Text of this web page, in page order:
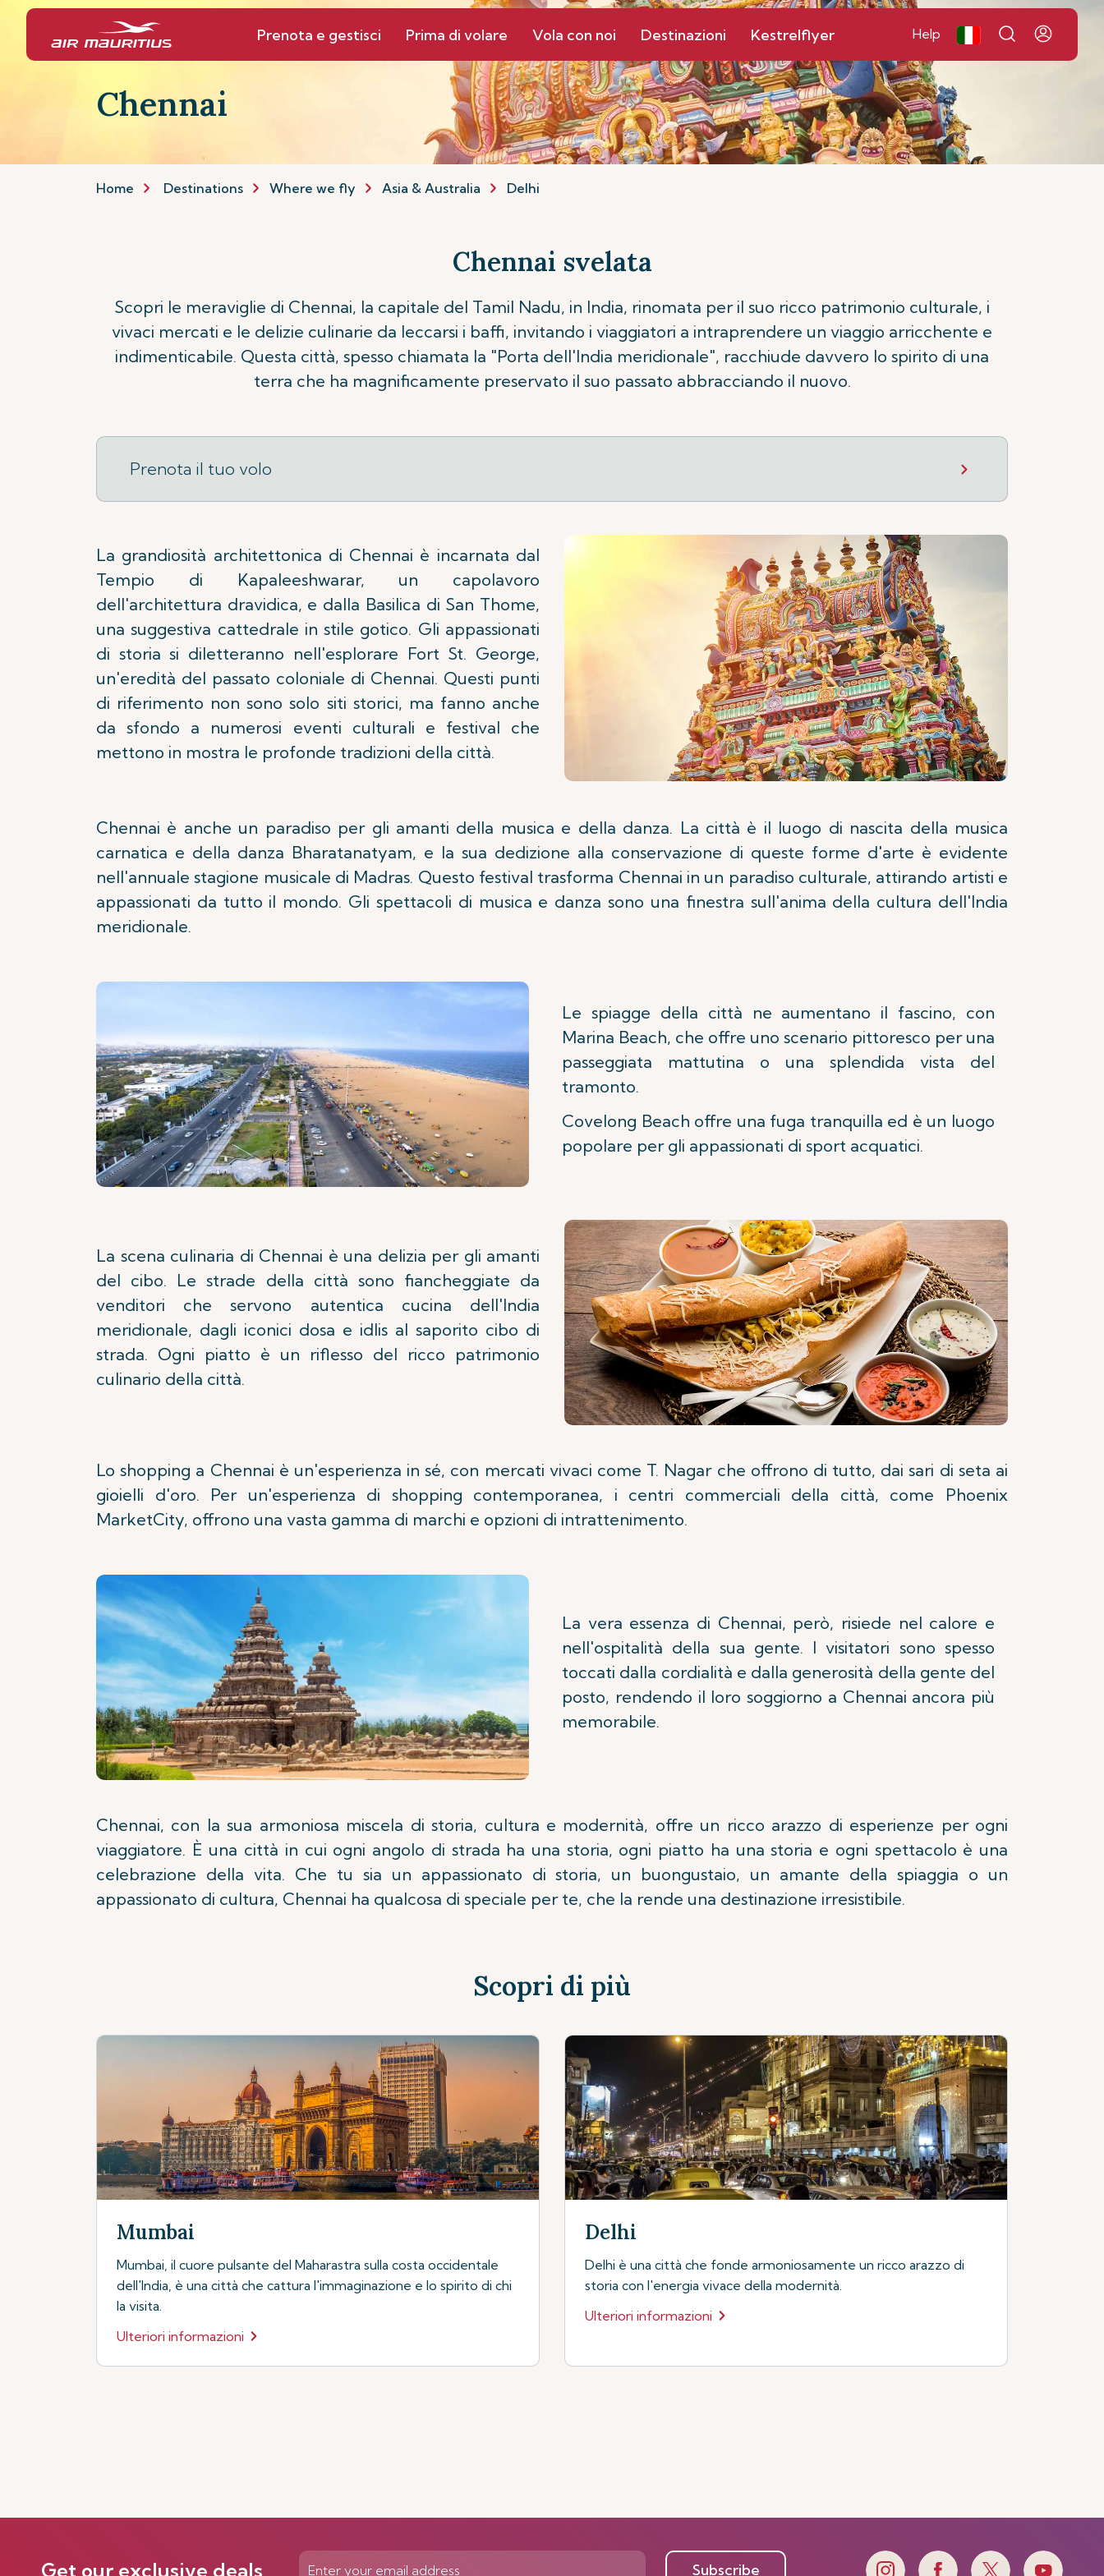
Prenota e gestisci Prima di volare Vola con noi Destinazioni Kestrelflyer Help
Chennai
Home Destinations Where we fly Asia & Australia Delhi
Chennai svelata
Scopri le meraviglie di Chennai, la capitale del Tamil Nadu, in India, rinomata per il suo ricco patrimonio culturale, i
vivaci mercati e le delizie culinarie da leccarsi i baffi, invitando i viaggiatori a intraprendere un viaggio arricchente e
indimenticabile. Questa città, spesso chiamata la "Porta dell'India meridionale", racchiude davvero lo spirito di una
terra che ha magnificamente preservato il suo passato abbracciando il nuovo.
Prenota il tuo volo
La grandiosità architettonica di Chennai è incarnata dal
Tempio di Kapaleeshwarar, un capolavoro
dell'architettura dravidica, e dalla Basilica di San Thome,
una suggestiva cattedrale in stile gotico. Gli appassionati
di storia si diletteranno nell'esplorare Fort St. George,
un'eredità del passato coloniale di Chennai. Questi punti
di riferimento non sono solo siti storici, ma fanno anche
da sfondo a numerosi eventi culturali e festival che
mettono in mostra le profonde tradizioni della città.
Chennai è anche un paradiso per gli amanti della musica e della danza. La città è il luogo di nascita della musica
carnatica e della danza Bharatanatyam, e la sua dedizione alla conservazione di queste forme d'arte è evidente
nell'annuale stagione musicale di Madras. Questo festival trasforma Chennai in un paradiso culturale, attirando artisti e
appassionati da tutto il mondo. Gli spettacoli di musica e danza sono una finestra sull'anima della cultura dell'India
meridionale.
Le spiagge della città ne aumentano il fascino, con
Marina Beach, che offre uno scenario pittoresco per una
passeggiata mattutina o una splendida vista del
tramonto.
Covelong Beach offre una fuga tranquilla ed è un luogo
popolare per gli appassionati di sport acquatici.
La scena culinaria di Chennai è una delizia per gli amanti
del cibo. Le strade della città sono fiancheggiate da
venditori che servono autentica cucina dell'India
meridionale, dagli iconici dosa e idlis al saporito cibo di
strada. Ogni piatto è un riflesso del ricco patrimonio
culinario della città.
Lo shopping a Chennai è un'esperienza in sé, con mercati vivaci come T. Nagar che offrono di tutto, dai sari di seta ai
gioielli d'oro. Per un'esperienza di shopping contemporanea, i centri commerciali della città, come Phoenix
MarketCity, offrono una vasta gamma di marchi e opzioni di intrattenimento.
La vera essenza di Chennai, però, risiede nel calore e
nell'ospitalità della sua gente. I visitatori sono spesso
toccati dalla cordialità e dalla generosità della gente del
posto, rendendo il loro soggiorno a Chennai ancora più
memorabile.
Chennai, con la sua armoniosa miscela di storia, cultura e modernità, offre un ricco arazzo di esperienze per ogni
viaggiatore. È una città in cui ogni angolo di strada ha una storia, ogni piatto ha una storia e ogni spettacolo è una
celebrazione della vita. Che tu sia un appassionato di storia, un buongustaio, un amante della spiaggia o un
appassionato di cultura, Chennai ha qualcosa di speciale per te, che la rende una destinazione irresistibile.
Scopri di più
Mumbai
Mumbai, il cuore pulsante del Maharastra sulla costa occidentale
dell'India, è una città che cattura l'immaginazione e lo spirito di chi
la visita.
Ulteriori informazioni
Delhi
Delhi è una città che fonde armoniosamente un ricco arazzo di
storia con l'energia vivace della modernità.
Ulteriori informazioni
Get our exclusive deals Subscribe